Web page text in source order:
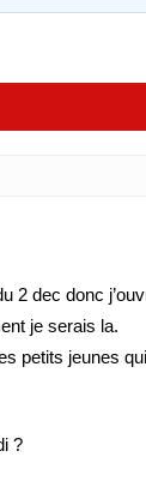
2 dec donc
je serais la.
petits jeunes
?